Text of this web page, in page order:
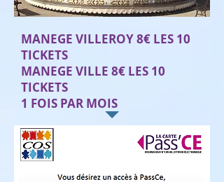
MANEGE VILLEROY 8€ LES 10
TICKETS
MANEGE VILLE 8€ LES 10
TICKETS
1 FOIS PAR MOIS